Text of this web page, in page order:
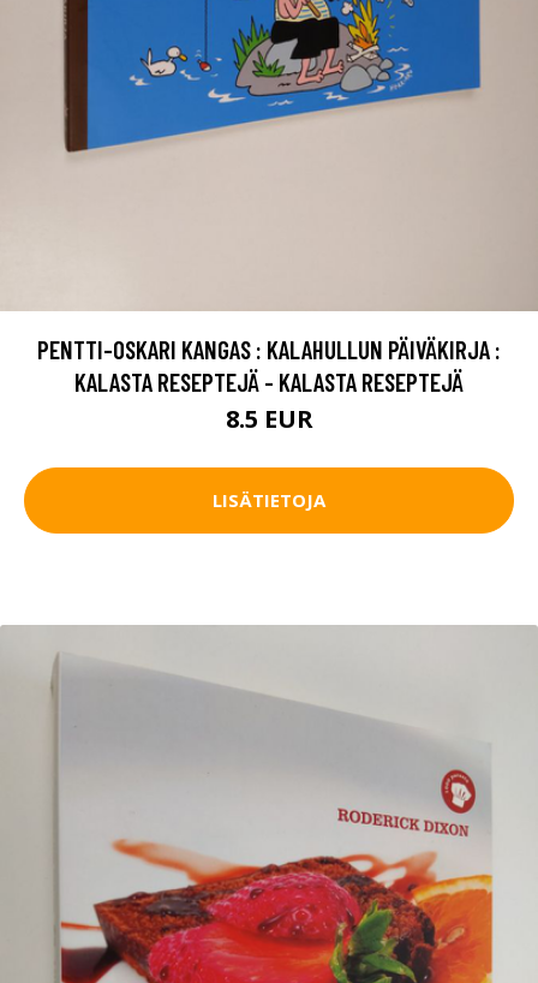
PENTTI-OSKARI KANGAS : KALAHULLUN PÄIVÄKIRJA :
KALASTA RESEPTEJÄ - KALASTA RESEPTEJÄ
8.5 EUR
LISÄTIETOJA